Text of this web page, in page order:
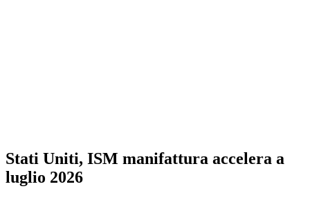
Stati Uniti, ISM manifattura accelera a
luglio 2026